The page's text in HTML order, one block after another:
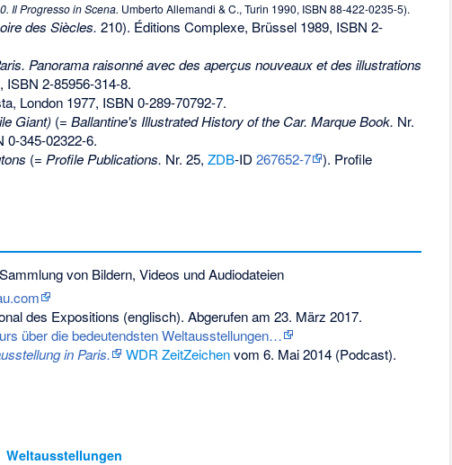
Il Progresso in Scena. Umberto Allemandi & C., Turin 1990, ISBN 88-422-0235-5).
des Siècles. 210). Éditions Complexe, Brüssel 1989, ISBN 2-
Panorama raisonné avec des aperçus nouveaux et des illustrations
ISBN 2-85956-314-8.
London 1977, ISBN 0-289-70792-7.
Giant)(= Ballantine's Illustrated History of the Car. Marque Book. Nr.
0-345-02322-6.
(= Profile Publications. Nr. 25, ZDB-ID 267652-7
). Profile
von Bildern, Videos und Audiodateien
des Expositions (englisch). Abgerufen am 23. März 2017.
über die bedeutendsten Weltausstellungen…
in Paris. WDR ZeitZeichenvom 6. Mai 2014 (Podcast).
Weltausstellungen